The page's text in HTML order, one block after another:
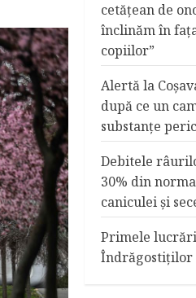
cetățean de
înclinăm în
copiilor”
Alertă la
după ce un
substanţe
Debitele
30% din
caniculei şi
Primele
Îndrăgostiţilor